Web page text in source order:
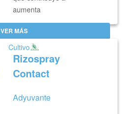
aumenta
VER MÁS
Rizospray
Contact
Adyuvante
Cultivo